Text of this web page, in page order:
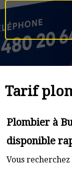
Tarif
Plombier à
disponible
Vous